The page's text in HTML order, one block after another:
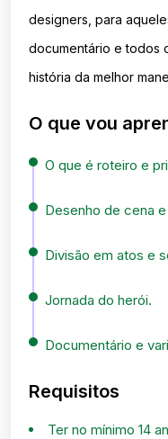
designers, para
documentário e todos
história da melhor
O que vou
O que é roteiro e
Desenho de cena
Divisão em atos e
Jornada do herói.
Documentário e
Requisitos
Ter no mínimo 14